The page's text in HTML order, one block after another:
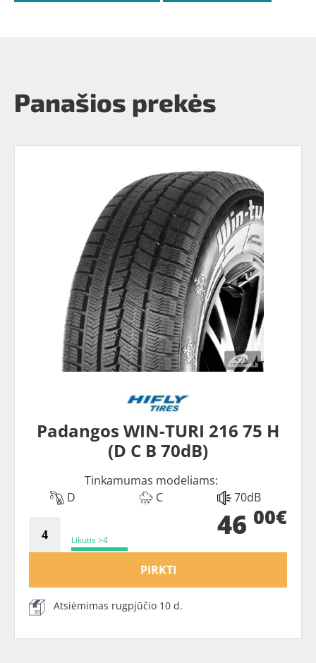
Panašios prekės
Padangos WIN-TURI 216 75 H
(D C B 70dB)
Tinkamumas modeliams:
D
C 70dB
Likutis >4 46 00€
PIRKTI
Atsiėmimas rugpjūčio 10 d.